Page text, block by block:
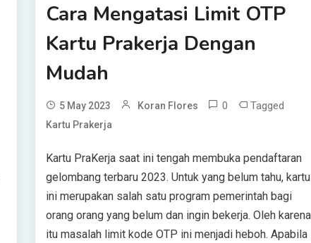
Cara Mengatasi Limit OTP
Kartu Prakerja Dengan
Mudah
5 May 2023 Koran Flores 0 Tagged
Kartu Prakerja
Kartu PraKerja saat ini tengah membuka pendaftaran
gelombang terbaru 2023. Untuk yang belum tahu, kartu
ini merupakan salah satu program pemerintah bagi
orang orang yang belum dan ingin bekerja. Oleh karena
itu masalah limit kode OTP ini menjadi heboh. Apabila